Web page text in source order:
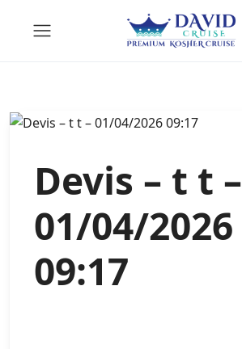
Devis – t t –
01/04/2026
09:17